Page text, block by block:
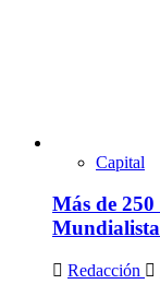
Capital
Más de
Redacción